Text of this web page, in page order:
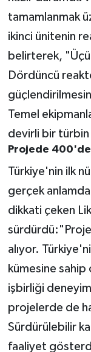
tamamlanmak
ikinci ünitenin
belirterek,
Dördüncü
Temel
devirli bir
Projede
Türkiye'nin ilk
gerçek
dikkati çeken
alıyor.
kümesine
işbirliği
projelerde de
Sürdürülebilir
faaliyet